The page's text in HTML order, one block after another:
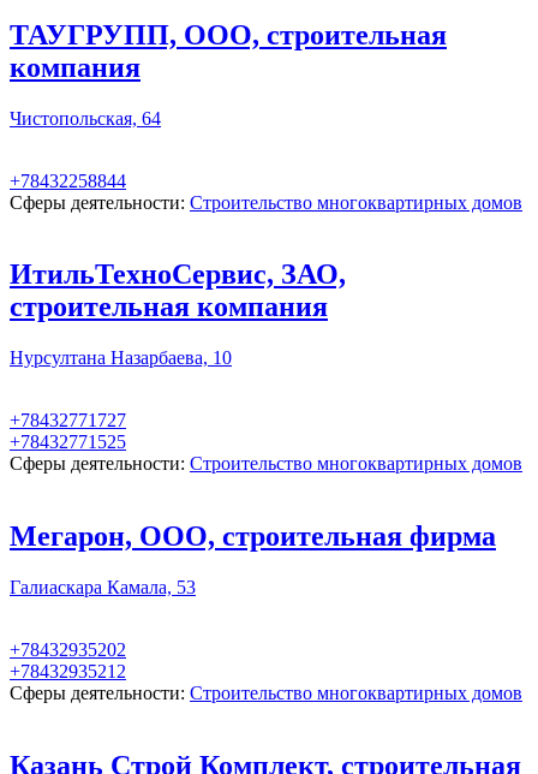
ТАУГРУПП, ООО, строительная
компания
Чистопольская, 64
+78432258844
Сферы деятельности: Строительство многоквартирных домов
ИтильТехноСервис, ЗАО,
строительная компания
Нурсултана Назарбаева, 10
+78432771727
+78432771525
Сферы деятельности: Строительство многоквартирных домов
Мегарон, ООО, строительная фирма
Галиаскара Камала, 53
+78432935202
+78432935212
Сферы деятельности: Строительство многоквартирных домов
Казань Строй Комплект, строительная